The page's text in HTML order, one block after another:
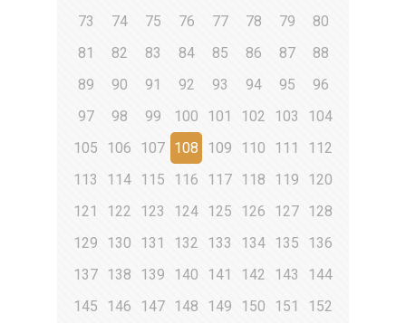
73
74 75 76 77 78 79
80
81
82 83 84 85 86 87
88
89
90 91 92 93 94 95
96
97
98 99 100 101 102 103
104
105
106 107 108 109 110 111
112
113
114 115 116 117 118 119
120
121
122 123 124 125 126 127 128
129
130 131 132 133 134 135
136
137 138 139 140 141 142 143
144
145
146 147 148 149 150 151
152